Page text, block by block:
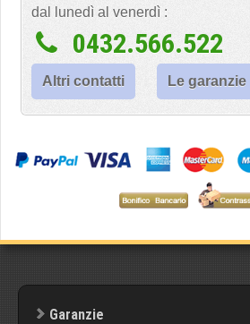
dal lunedì al venerdì :
0432.566.522
Altri contatti Le garanzie
Garanzie